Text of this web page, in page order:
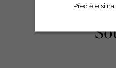
Přečtěte si na